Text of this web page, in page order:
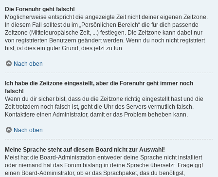
Die Forenuhr geht falsch!
Möglicherweise entspricht die angezeigte Zeit nicht deiner eigenen Zeitzone.
In diesem Fall solltest du im „Persönlichen Bereich“ die für dich passende
Zeitzone (Mitteleuropäische Zeit, ...) festlegen. Die Zeitzone kann dabei nur
von registrierten Benutzern geändert werden. Wenn du noch nicht registriert
bist, ist dies ein guter Grund, dies jetzt zu tun.
Nach oben
Ich habe die Zeitzone eingestellt, aber die Forenuhr geht immer noch
falsch!
Wenn du dir sicher bist, dass du die Zeitzone richtig eingestellt hast und die
Zeit trotzdem noch falsch ist, geht die Uhr des Servers vermutlich falsch.
Kontaktiere einen Administrator, damit er das Problem beheben kann.
Nach oben
Meine Sprache steht auf diesem Board nicht zur Auswahl!
Meist hat die Board-Administration entweder deine Sprache nicht installiert
oder niemand hat das Forum bislang in deine Sprache übersetzt. Frage ggf.
einen Board-Administrator, ob er das Sprachpaket, das du benötigst,